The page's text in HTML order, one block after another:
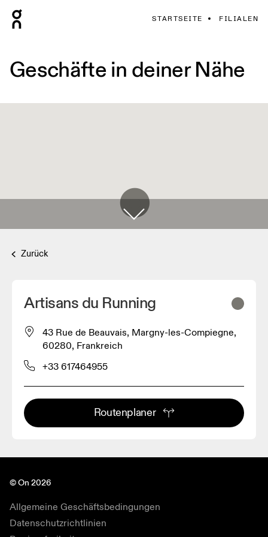
STARTSEITE FILIALEN
Geschäfte in deiner Nähe
Zurück
Artisans du Running
43 Rue de Beauvais, Margny-les-Compiegne,
60280, Frankreich
+33 617464955
Routenplaner
© On 2026
Allgemeine Geschäftsbedingungen
Datenschutzrichtlinien